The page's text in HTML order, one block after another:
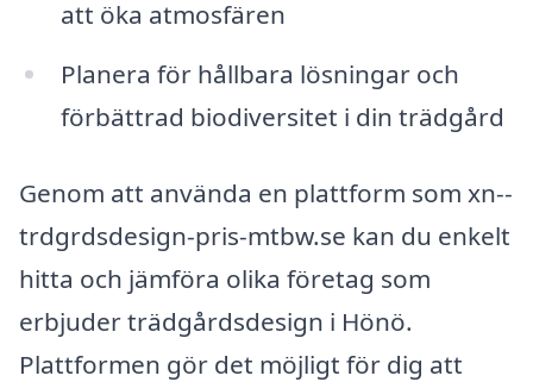
att öka atmosfären
Planera för hållbara lösningar och
förbättrad biodiversitet i din trädgård
Genom att använda en plattform som xn--
trdgrdsdesign-pris-mtbw.se kan du enkelt
hitta och jämföra olika företag som
erbjuder trädgårdsdesign i Hönö.
Plattformen gör det möjligt för dig att